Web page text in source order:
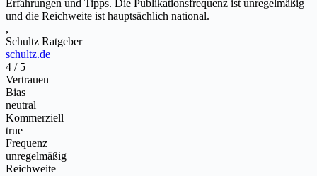
Erfahrungen und Tipps. Die Publikationsfrequenz ist unregelmäßig
und die Reichweite ist hauptsächlich national.
,
Schultz Ratgeber
schultz.de
4 / 5
Vertrauen
Bias
neutral
Kommerziell
true
Frequenz
unregelmäßig
Reichweite